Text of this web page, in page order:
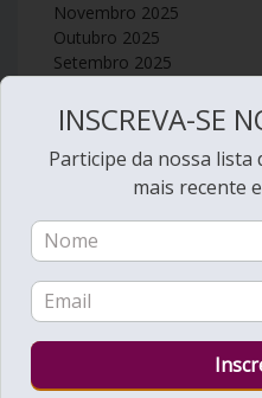
Novembro 2025
Outubro 2025
Setembro 2025
Julho 2025
Junho 2025
Maio 2025
Fevereiro 2025
Janeiro 2025
Dezembro 2024
Novembro 2024
Outubro 2024
Agosto 2024
INSCREVA-SE
Participe da nossa lista
mais recente